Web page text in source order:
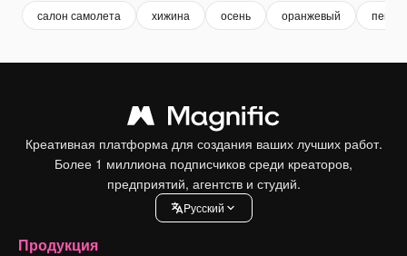
салон самолета хижина осень оранжевый
Креативная платформа для создания ваших лучших работ.
Более 1 миллиона подписчиков среди креаторов,
предприятий, агентств и студий.
Pусский
Продукция